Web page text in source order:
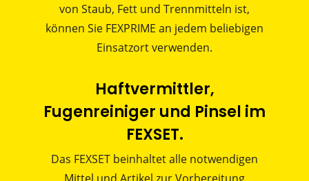
von Staub, Fett und Trennmitteln ist,
können Sie FEXPRIME an jedem beliebigen
Einsatzort verwenden.
Haftvermittler,
Fugenreiniger und Pinsel im
FEXSET.
Das FEXSET beinhaltet alle notwendigen